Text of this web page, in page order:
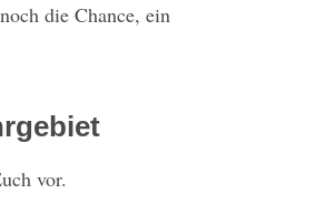
die Chance, ein
vor.